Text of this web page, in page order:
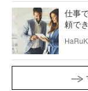
仕事
頼で